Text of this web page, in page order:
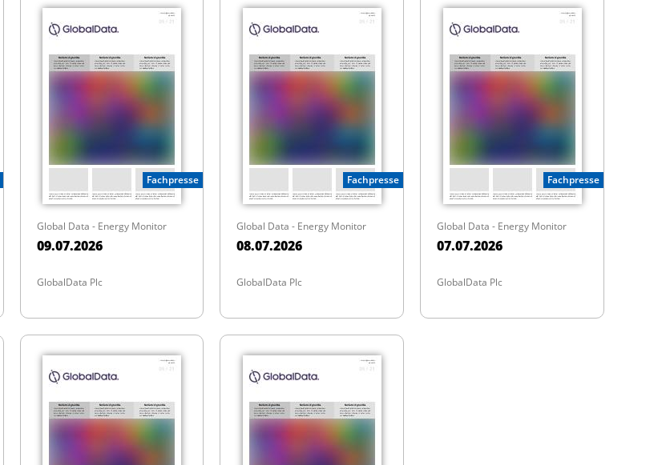
Fachpresse
Global Data - Energy Monitor
09.07.2026
GlobalData Plc
Fachpresse
Global Data - Energy Monitor
08.07.2026
GlobalData Plc
Fachpresse
Global Data - Energy Monitor
07.07.2026
GlobalData Plc